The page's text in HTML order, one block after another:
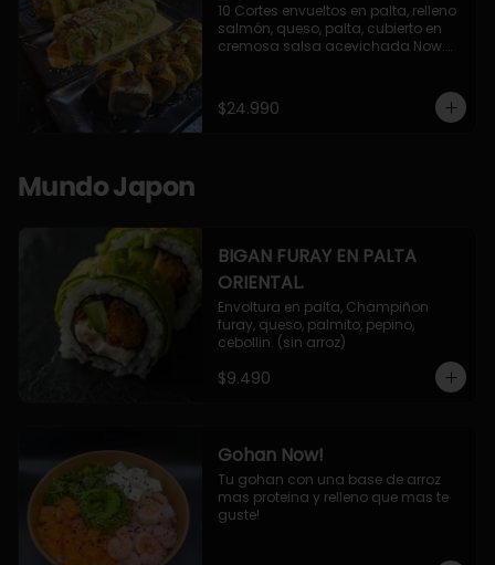
10 Cortes envueltos en palta, relleno
salmón, queso, palta, cubierto en
cremosa salsa acevichada Now.
palta, cubierto con topping de
chimichurri de la casa flambeado.
$24.990
Mundo Japon
BIGAN FURAY EN PALTA
ORIENTAL.
Envoltura en palta, Champiñon
furay, queso, palmito, pepino,
cebollin. (sin arroz)
$9.490
Gohan Now!
Tu gohan con una base de arroz
mas proteina y relleno que mas te
guste!